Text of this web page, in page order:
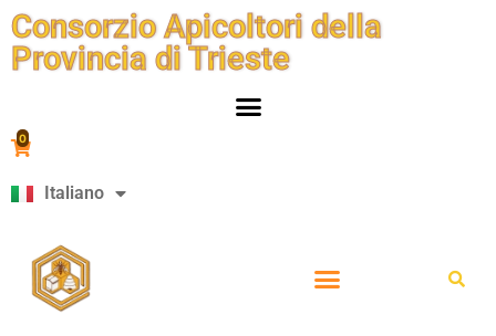
Consorzio Apicoltori della
Provincia di Trieste
0
Italiano
Slovenščina